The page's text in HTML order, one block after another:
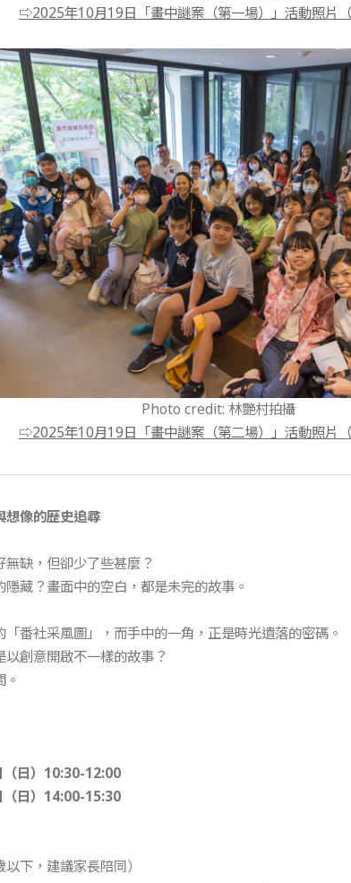
⇨2025年10月19日「畫中謎案（第一場）」活動照片（
Photo credit: 林艷村拍攝
⇨2025年10月19日「畫中謎案（第二場）」活動照片（
想像的歷史追尋
缺，但卻少了些甚麼？
藏？畫面中的空白，都是未完的故事。
番社采風圖」，而手中的一角，正是時光遺落的密碼。
創意開啟不一樣的故事？
日） 10:30-12:00
日） 14:00-15:30
下，建議家長陪同）